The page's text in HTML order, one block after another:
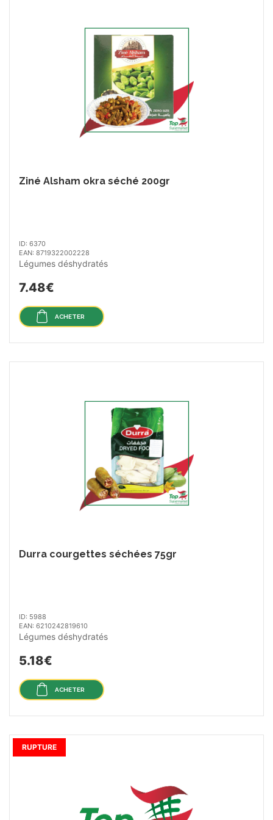
Ziné Alsham okra séché 200gr
ID: 6370
EAN: 8719322002228
Légumes déshydratés
7.48€
ACHETER
Durra courgettes séchées 75gr
ID: 5988
EAN: 6210242819610
Légumes déshydratés
5.18€
ACHETER
RUPTURE